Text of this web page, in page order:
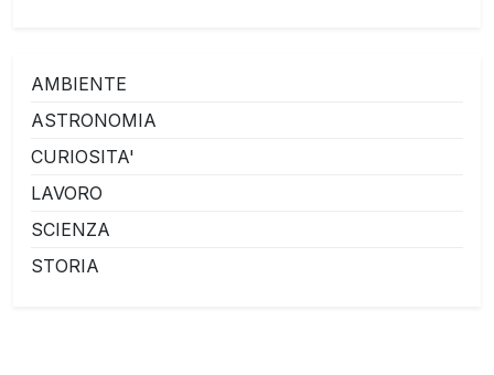
AMBIENTE
ASTRONOMIA
CURIOSITA'
LAVORO
SCIENZA
STORIA